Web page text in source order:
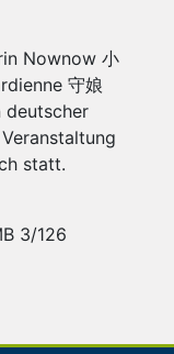
Nownow 小
守娘
deutscher
statt.
3/126